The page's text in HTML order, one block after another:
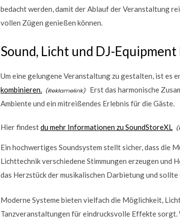
bedacht werden, damit der Ablauf der Veranstaltung
vollen Zügen genießen können.
Sound, Licht und DJ-
Um eine gelungene Veranstaltung zu gestalten, ist es
kombinieren.
Erst das harmonische
Ambiente und ein mitreißendes Erlebnis für die Gäste.
Hier findestdu mehr Informationen zu SoundStoreXL
Ein hochwertiges Soundsystem stellt sicher, dass die
Lichttechnik verschiedene Stimmungen erzeugen und
das Herzstück der musikalischen Darbietung und
Moderne Systeme bieten vielfach die Möglichkeit,
Tanzveranstaltungen für eindrucksvolle Effekte sorgt.